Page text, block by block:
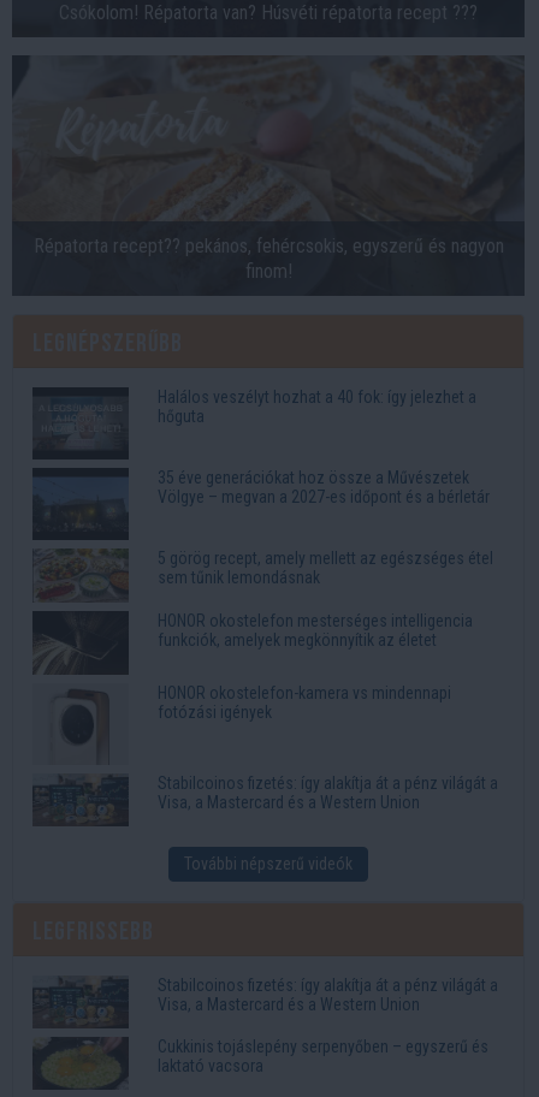
Csókolom! Répatorta van? Húsvéti répatorta recept ???
Répatorta recept?? pekános, fehércsokis, egyszerű és nagyon
finom!
Halálos veszélyt hozhat a 40 fok: így jelezhet a
hőguta
35 éve generációkat hoz össze a Művészetek
Völgye – megvan a 2027-es időpont és a bérletár
5 görög recept, amely mellett az egészséges étel
sem tűnik lemondásnak
HONOR okostelefon mesterséges intelligencia
funkciók, amelyek megkönnyítik az életet
HONOR okostelefon-kamera vs mindennapi
fotózási igények
Stabilcoinos fizetés: így alakítja át a pénz világát a
Visa, a Mastercard és a Western Union
További népszerű videók
Stabilcoinos fizetés: így alakítja át a pénz világát a
Visa, a Mastercard és a Western Union
Cukkinis tojáslepény serpenyőben – egyszerű és
laktató vacsora